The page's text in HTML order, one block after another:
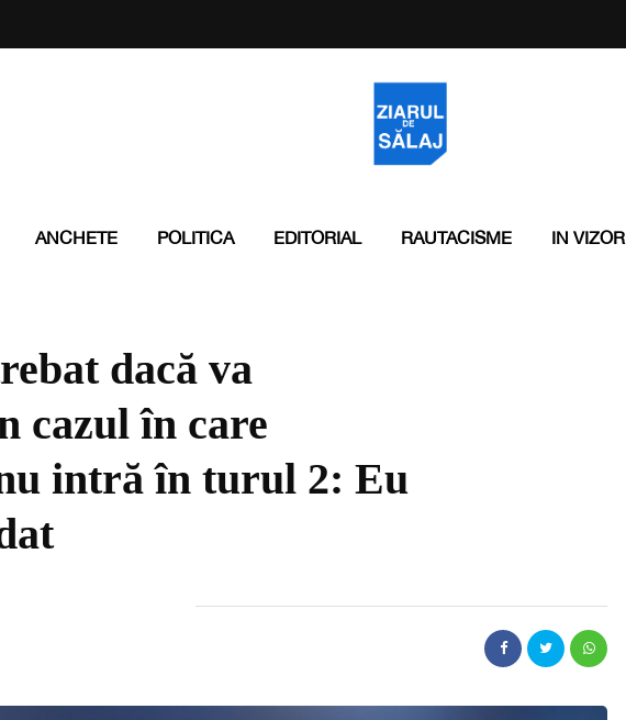
ANCHETE POLITICA EDITORIAL RAUTACISME IN VIZOR
dacă va
cazul în care
intră în turul 2: Eu